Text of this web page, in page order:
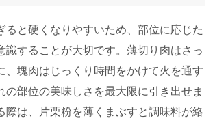
ると硬くなりやすいため、部位に応じた
識することが大切です。薄切り肉はさっ
、塊肉はじっくり時間をかけて火を通す
の部位の美味しさを最大限に引き出せま
際は、片栗粉を薄くまぶすと調味料が絡